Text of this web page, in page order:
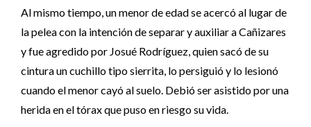
Al mismo tiempo, un menor de edad se acercó al lugar de
la pelea con la intención de separar y auxiliar a Cañizares
y fue agredido por Josué Rodríguez, quien sacó de su
cintura un cuchillo tipo sierrita, lo persiguió y lo lesionó
cuando el menor cayó al suelo. Debió ser asistido por una
herida en el tórax que puso en riesgo su vida.